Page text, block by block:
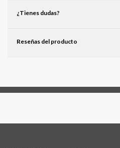
¿Tienes dudas?
Reseñas del producto